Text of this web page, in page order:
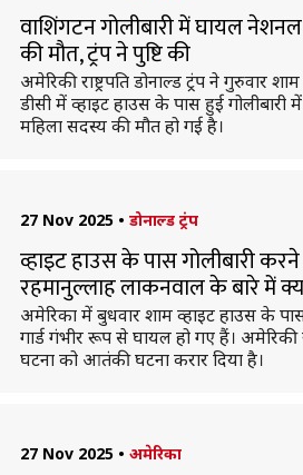
वाशिंगटन गोलीबारी में घायल
की मौत, ट्रंप ने पुष्टि की
अमेरिकी राष्ट्रपति डोनाल्ड ट्रंप ने गुरुवार
डीसी में व्हाइट हाउस के पास हुई गोलीबारी
महिला सदस्य की मौत हो गई है।
27 Nov 2025 • डोनाल्ड ट्रंप
व्हाइट हाउस के पास गोलीबारी
रहमानुल्लाह लाकनवाल के बारे में
अमेरिका में बुधवार शाम व्हाइट हाउस के
गार्ड गंभीर रूप से घायल हो गए हैं। अमेरिकी
घटना को आतंकी घटना करार दिया है।
27 Nov 2025 • अमेरिका